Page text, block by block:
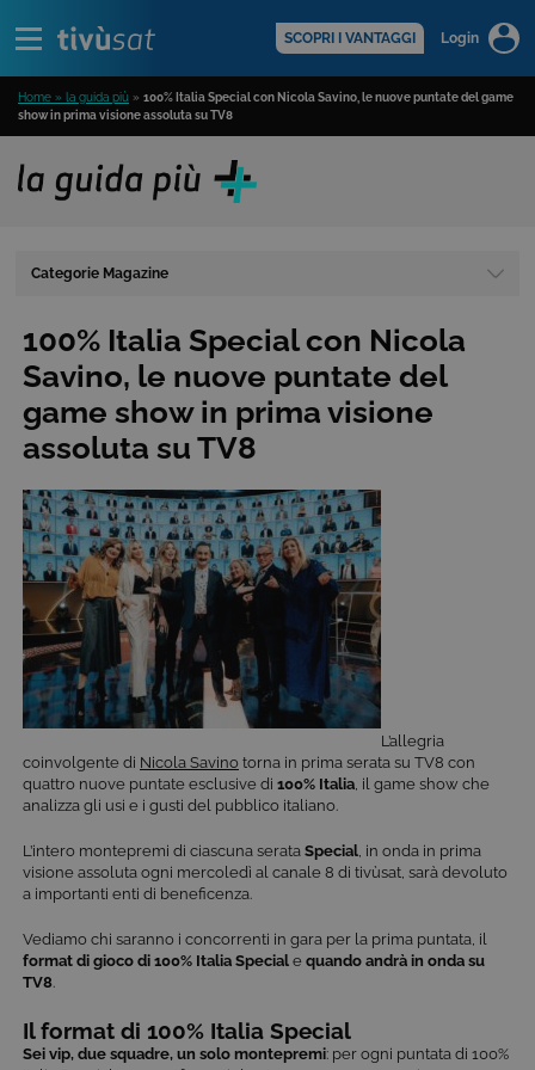
SCOPRI I VANTAGGI Login
Home » la guida più » 100% Italia Special con Nicola Savino, le nuove puntate del game
show in prima visione assoluta su TV8
Categorie Magazine
100% Italia Special con Nicola
Savino, le nuove puntate del
game show in prima visione
assoluta su TV8
L’allegria
coinvolgente di Nicola Savino torna in prima serata su TV8 con
quattro nuove puntate esclusive di 100% Italia , il game show che
analizza gli usi e i gusti del pubblico italiano.
L’intero montepremi di ciascuna serata Special , in onda in prima
visione assoluta ogni mercoledì al canale 8 di tivùsat, sarà devoluto
a importanti enti di beneficenza.
Vediamo chi saranno i concorrenti in gara per la prima puntata, il
format di gioco di ​​100% Italia Special e quando andrà in onda su
TV8
Il format di 100% Italia Special
Sei vip, due squadre, un solo montepremi: per ogni puntata di 100%